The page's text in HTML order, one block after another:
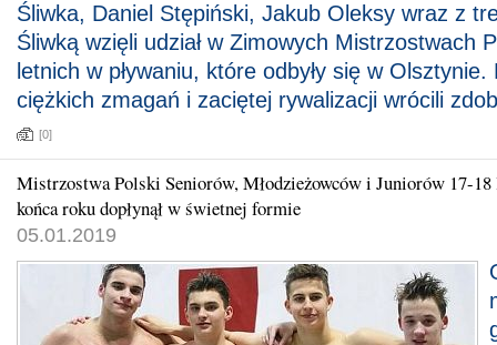
Śliwka, Daniel Stępiński, Jakub Oleksy wraz z
Śliwką wzięli udział w Zimowych Mistrzostwach
letnich w pływaniu, które odbyły się w
ciężkich zmagań i zaciętej rywalizacji wrócili
[0]
Mistrzostwa Polski Seniorów, Młodzieżowców i Juniorów 17-
końca roku dopłynął w świetnej formie
05.01.2019